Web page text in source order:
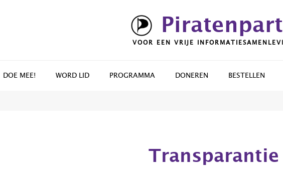
VOOR EEN VRIJE
DOE MEE! WORD LID PROGRAMMA DONEREN BESTELLEN
Transparantie